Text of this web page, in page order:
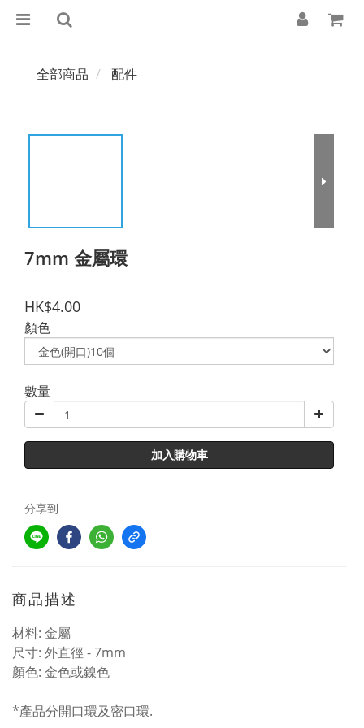
全部商品 配件
7mm 金屬環
HK$4.00
顏色
數量
加入購物車
分享到
商品描述
材料: 金屬
尺寸: 外直徑 - 7mm
顏色: 金色或鎳色
*產品分開口環及密口環.